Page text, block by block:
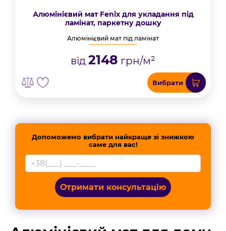
Алюмінієвий мат Fenix для укладання під
ламінат, паркетну дошку
Алюмінієвий мат під ламінат
від 2148 грн/м²
Вибрати
Допоможемо вибрати найкраще зі знижкою
саме для вас!
Отримати консультацію